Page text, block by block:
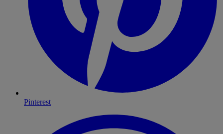
Pinterest